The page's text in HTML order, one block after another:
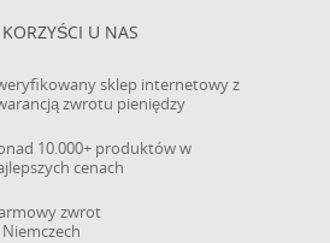
U NAS
sklep internetowy z
zwrotu pieniędzy
10.000+ produktów w
cenach
zwrot